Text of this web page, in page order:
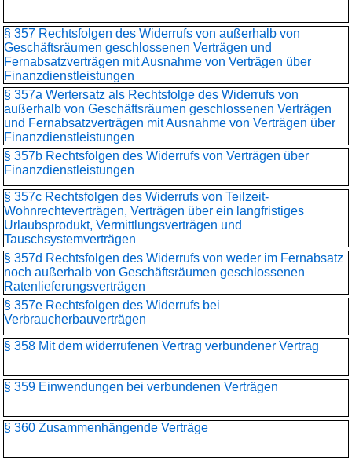
§ 357 Rechtsfolgen des Widerrufs von außerhalb von
Geschäftsräumen geschlossenen Verträgen und
Fernabsatzverträgen mit Ausnahme von Verträgen über
Finanzdienstleistungen
§ 357a Wertersatz als Rechtsfolge des Widerrufs von
außerhalb von Geschäftsräumen geschlossenen Verträgen
und Fernabsatzverträgen mit Ausnahme von Verträgen über
Finanzdienstleistungen
§ 357b Rechtsfolgen des Widerrufs von Verträgen über
Finanzdienstleistungen
§ 357c Rechtsfolgen des Widerrufs von Teilzeit-
Wohnrechteverträgen, Verträgen über ein langfristiges
Urlaubsprodukt, Vermittlungsverträgen und
Tauschsystemverträgen
§ 357d Rechtsfolgen des Widerrufs von weder im Fernabsatz
noch außerhalb von Geschäftsräumen geschlossenen
Ratenlieferungsverträgen
§ 357e Rechtsfolgen des Widerrufs bei
Verbraucherbauverträgen
§ 358 Mit dem widerrufenen Vertrag verbundener Vertrag
§ 359 Einwendungen bei verbundenen Verträgen
§ 360 Zusammenhängende Verträge